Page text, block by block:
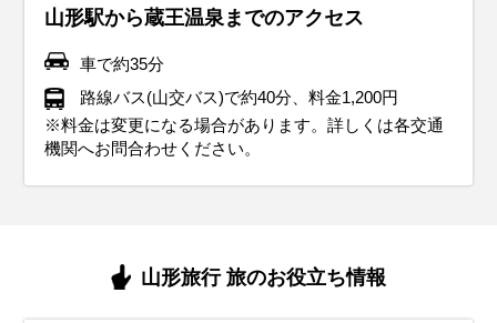
山形駅から蔵王温泉までのアクセス
車で約35分
路線バス(山交バス)で約40分、料金1,200円
※料金は変更になる場合があります。詳しくは各交通
機関へお問合わせください。
山形旅行 旅のお役立ち情報